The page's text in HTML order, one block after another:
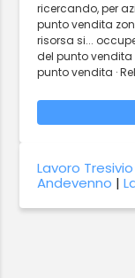
ricercando, per
punto vendita zona
risorsa si...
del punto vendita
punto vendita ·
Lavoro Tresivio
Andevenno |